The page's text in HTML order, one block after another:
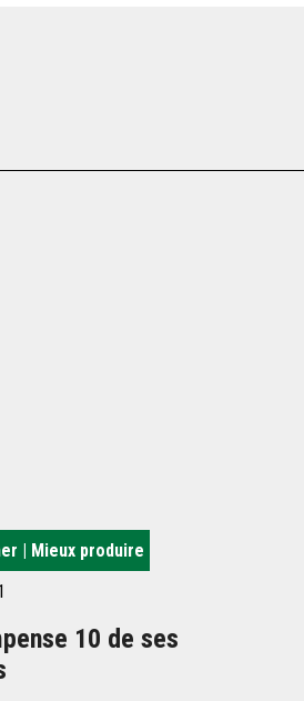
| Mieux produire
10 de ses